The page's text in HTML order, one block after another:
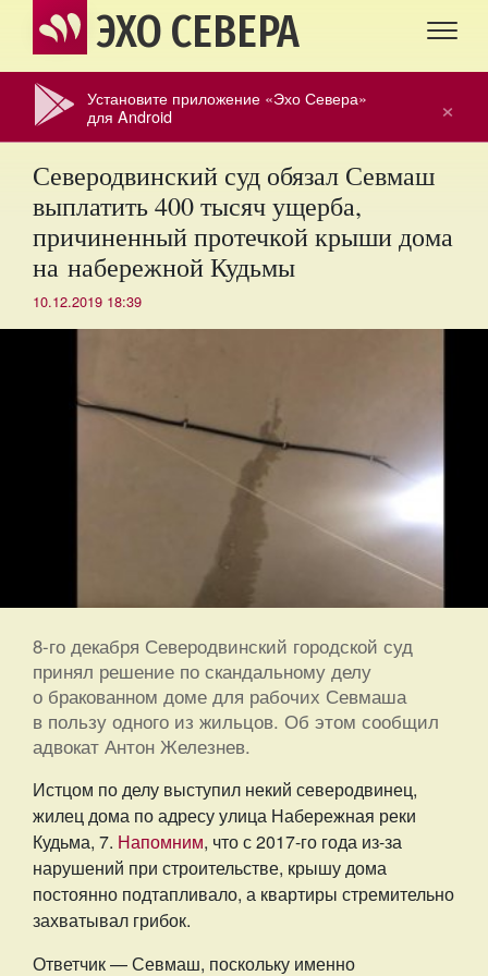
ЭХО СЕВЕРА
×
Установите приложение «Эхо Севера»
для Android
Северодвинский суд обязал Севмаш
выплатить 400 тысяч ущерба,
причиненный протечкой крыши дома
на набережной Кудьмы
10.12.2019 18:39
8-го декабря Северодвинский городской суд
принял решение по скандальному делу
о бракованном доме для рабочих Севмаша
в пользу одного из жильцов. Об этом сообщил
адвокат Антон Железнев.
Истцом по делу выступил некий северодвинец,
жилец дома по адресу улица Набережная реки
Кудьма, 7. Напомним, что с 2017-го года из-за
нарушений при строительстве, крышу дома
постоянно подтапливало, а квартиры стремительно
захватывал грибок.
Ответчик — Севмаш, поскольку именно